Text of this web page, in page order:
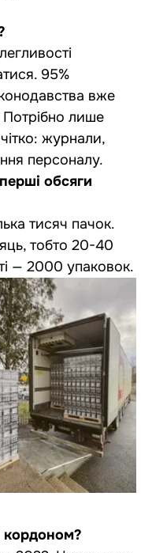
95%
вже
Потрібно лише
журнали,
персоналу.
обсяги
тисяч пачок.
тобто 20-40
— 2000 упаковок.
кордоном?